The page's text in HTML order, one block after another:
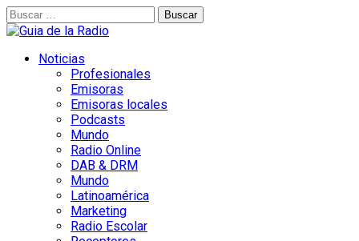
Buscar:
Noticias
Profesionales
Emisoras
Emisoras locales
Podcasts
Mundo
Radio Online
DAB & DRM
Mundo
Latinoamérica
Marketing
Radio Escolar